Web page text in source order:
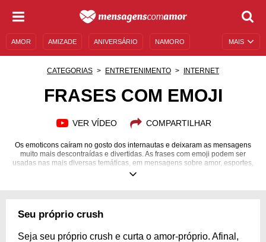
MAIS
AMOR AMIZADE ANIVERSÁRIO NAMORO
CATEGORIAS ENTRETENIMENTO INTERNET
FRASES COM EMOJI
VER VÍDEO COMPARTILHAR
Os emoticons caíram no gosto dos internautas e deixaram as mensagens
muito mais descontraídas e divertidas. As frases com emoji podem ser
usadas nas mais diversas temáticas, em mensagens sobre amor, esportes,
piadas, bom-dia... o limite está na sua criatividade. Facebook, Instagram,
uso de emojis. Torne suas redes sociais mais divertidas com estes
Seu próprio crush
Seja seu próprio crush e curta o amor-próprio. Afinal,